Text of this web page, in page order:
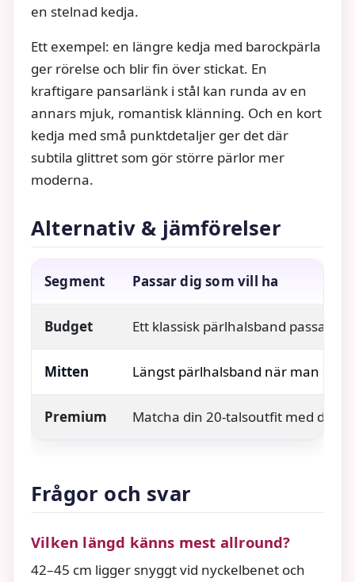
en stelnad kedja.
Ett exempel: en längre kedja med barockpärla
ger rörelse och blir fin över stickat. En
kraftigare pansarlänk i stål kan runda av en
annars mjuk, romantisk klänning. Och en kort
kedja med små punktdetaljer ger det där
subtila glittret som gör större pärlor mer
moderna.
Alternativ & jämförelser
Segment Passar dig som vill ha
Budget Ett klassisk pärlhalsband passar i
Mitten Längst pärlhalsband när man dör
Premium Matcha din 20-talsoutfit med
Frågor och svar
Vilken längd känns mest allround?
42–45 cm ligger snyggt vid nyckelbenet och